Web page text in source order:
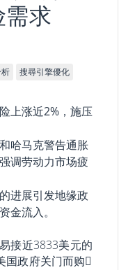
求
搜尋引擎優化
上涨近2%，施压
哈马克警告通胀
调劳动力市场疲
进展引发地缘政
金流入。
接近3833美元的
政府关门而购𧹒